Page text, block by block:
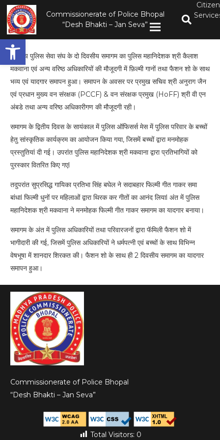
Open toolbar
Commissionerate of Police Bhopal
“Desh Bhakti – Jan Seva”
Citizen
भारतीय पुलिस सेवा संघ के दो दिवसीय समागम का पुलिस महानिदेशक श्री कैलाश
मकवाना एवं अन्य वरिष्ठ अधिकारियों की मौजूदगी में फ़िल्मी गानों तथा फैशन शो के साथ
भव्य एवं यादगार समापन हुआ। समापन के अवसर पर प्रमुख सचिव श्री अनुराग जैन
एवं प्रधान मुख्य वन संरक्षक (PCCF) & वन संरक्षक प्रमुख (HoFF) श्री वी एन
अंबडे तथा अन्य वरिष्ठ अधिकारीगण की मौजूदगी रही।
समागम के द्वितीय दिवस के सायंकाल में पुलिस ऑफिसर्स मेस में पुलिस परिवार के बच्चों
हेतु सांस्कृतिक कार्यक्रम का आयोजन किया गया, जिसमें बच्चों द्वारा मनमोहक
प्रस्तुतियां दी गई। उपरांत पुलिस महानिदेशक श्री मकवाना द्वारा प्रतिभागियों को
पुरस्कार वितरित किए गएl
तदुपरांत सुप्रसिद्ध गायिका प्रतिभा सिंह बघेल ने सदाबहार फिल्मी गीत गाकर समा
बांधाl फिल्मी धुनों पर महिलाओं द्वारा थिरक कर गीतों का आनंद लियाl अंत में पुलिस
महानिदेशक श्री मकवाना ने मनमोहक फिल्मी गीत गाकर समागम का यादगार बनाया।
समागम के अंत में पुलिस अधिकारियों तथा परिवारजनों द्वारा फॅमिली फैशन शो में
भागीदारी की गई, जिसमें पुलिस अधिकारियों ने धर्मपत्नी एवं बच्चों के साथ विभिन्न
वेषभूषा में शानदार शिरकत की। फैशन शो के साथ ही 2 दिवसीय समागम का यादगार
समापन हुआ।
Commissionerate of Police Bhopal
“Desh Bhakti – Jan Seva”
Total Visitors: 0